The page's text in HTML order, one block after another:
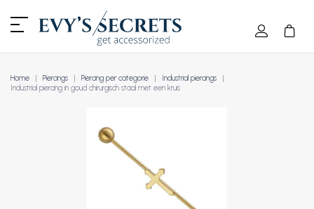
Home Piercings Piercing per categorie
Industrial piercings
Industrial piercing in goud chirurgisch staal met een kruis